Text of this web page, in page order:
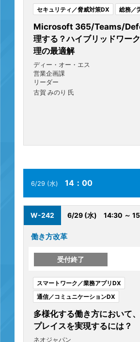
セキュリティ／脅威対策DX 総務／
Microsoft 365/Teams/
理する？ハイブリッドワー
理の最適解
ディー・オー・エス
営業企画課
リーダー
古賀 みのり 氏
6/29 (水) 14：00
W-242 6/29 (水) 14:30 ～
働き方改革
受付終了
スマートワーク／業務アプリDX
通信／コミュニケーションDX
多様化する働き方において
プレイスを実現するには？
ネオジャパン